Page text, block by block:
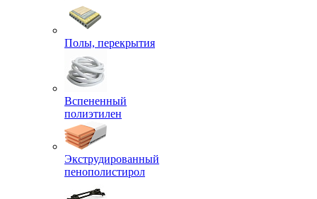
Полы, перекрытия
Вспененный
полиэтилен
Экструдированный
пенополистирол